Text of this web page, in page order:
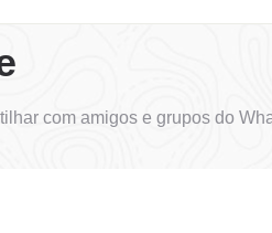
com amigos e grupos do